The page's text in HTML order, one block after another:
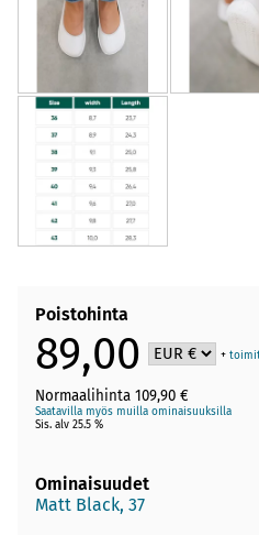
Poistohinta
89,00 +
Normaalihinta 109,90 €
Saatavilla myös muilla ominaisuuksilla
Sis. alv 25.5 %
Ominaisuudet
Matt Black, 37